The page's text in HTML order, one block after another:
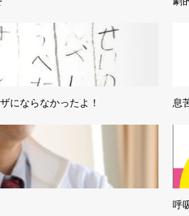
にならなかったよ！ 息
呼